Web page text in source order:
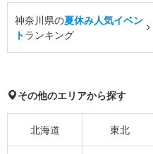
神奈川県の夏休み人気イベン
トランキング
その他のエリアから探す
北海道 東北